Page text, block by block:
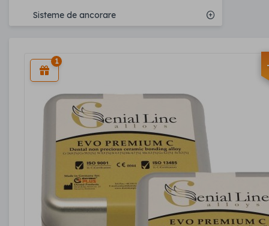
Sisteme de ancorare
1